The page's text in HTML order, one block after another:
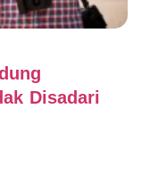
Disadari